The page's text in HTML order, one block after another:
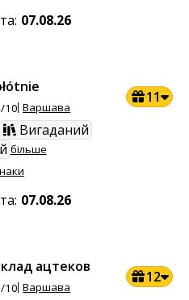
07.08.26
11
10 Варшава
Вигаданий
більше
07.08.26
ацтеков
12
10 Варшава